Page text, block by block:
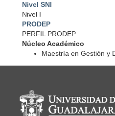
Nivel SNI
Nivel I
PRODEP
PERFIL PRODEP
Núcleo Académico
Maestría en Gestión y
Información del